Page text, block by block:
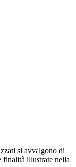
si avvalgono di
finalità illustrate nella